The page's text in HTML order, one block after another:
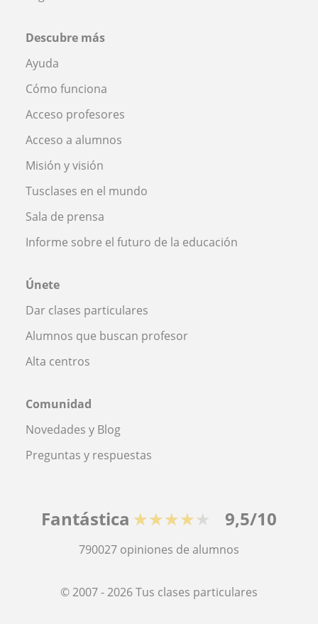
Descubre más
Ayuda
Cómo funciona
Acceso profesores
Acceso a alumnos
Misión y visión
Tusclases en el mundo
Sala de prensa
Informe sobre el futuro de la educación
Únete
Dar clases particulares
Alumnos que buscan profesor
Alta centros
Comunidad
Novedades y Blog
Preguntas y respuestas
Fantástica ★★★★★ 9,5/10
790027 opiniones de alumnos
© 2007 - 2026 Tus clases particulares